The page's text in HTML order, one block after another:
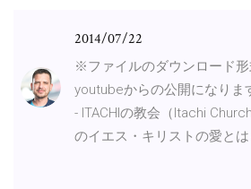
2014/07/22
※ファイルのダウンロード形
youtubeからの公開になりま
- ITACHIの教会（Itachi
のイエス・キリストの愛とは